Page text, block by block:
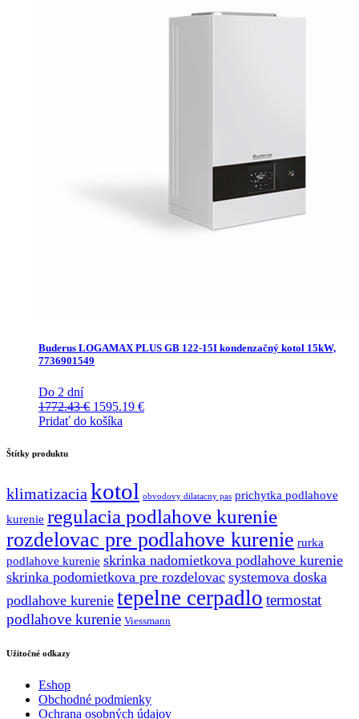
Buderus LOGAMAX PLUS GB 122-15I kondenzačný kotol 15kW,
7736901549
Do 2 dní
1772.43€ Pôvodná
cena
1595.19 €Aktuálna
Pridať do košíka
Štítky produktu
klimatizacia kotol obvodovy dilatacny pas prichytka podlahove
kurenie regulacia podlahove kurenie
rozdelovac pre podlahove kurenie rurka
podlahove kurenie skrinka nadomietkova podlahove kurenie
skrinka podomietkova pre rozdelovac systemova doska
podlahove kurenie tepelne cerpadlo termostat
podlahove kurenie Viessmann
Užitočné odkazy
Eshop
Obchodné podmienky
Ochrana osobných údajov